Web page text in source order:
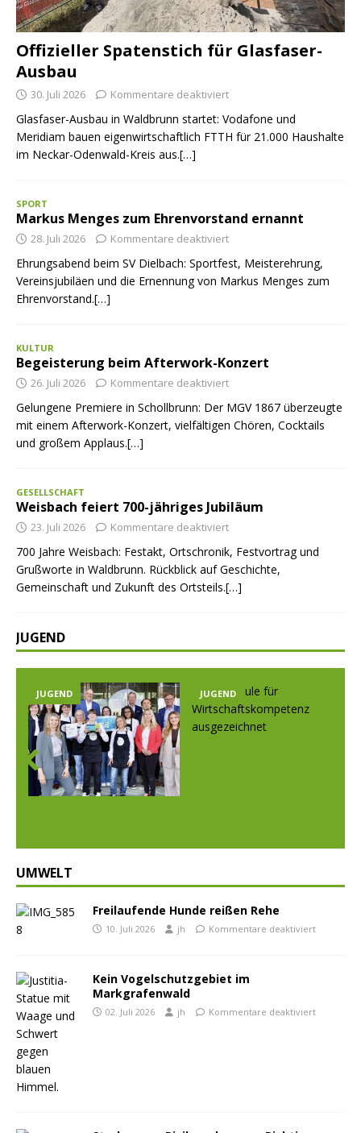
Offizieller Spatenstich für Glasfaser-
Ausbau
30. Juli 2026 Kommentare deaktiviert
Glasfaser-Ausbau in Waldbrunn startet: Vodafone und
Meridiam bauen eigenwirtschaftlich FTTH für 21.000 Haushalte
im Neckar-Odenwald-Kreis aus.[…]
SPORT
Markus Menges zum Ehrenvorstand ernannt
28. Juli 2026 Kommentare deaktiviert
Ehrungsabend beim SV Dielbach: Sportfest, Meisterehrung,
Vereinsjubiläen und die Ernennung von Markus Menges zum
Ehrenvorstand.[…]
KULTUR
Begeisterung beim Afterwork-Konzert
26. Juli 2026 Kommentare deaktiviert
Gelungene Premiere in Schollbrunn: Der MGV 1867 überzeugte
mit einem Afterwork-Konzert, vielfältigen Chören, Cocktails
und großem Applaus.[…]
GESELLSCHAFT
Weisbach feiert 700-jähriges Jubiläum
23. Juli 2026 Kommentare deaktiviert
700 Jahre Weisbach: Festakt, Ortschronik, Festvortrag und
Grußworte in Waldbrunn. Rückblick auf Geschichte,
Gemeinschaft und Zukunft des Ortsteils.[…]
JUGEND
JUGEND JUGEND
Prev
ious
UMWELT
Freilaufende Hunde reißen Rehe
10. Juli 2026 jh Kommentare deaktiviert
Kein Vogelschutzgebiet im
Markgrafenwald
02. Juli 2026 jh Kommentare deaktiviert